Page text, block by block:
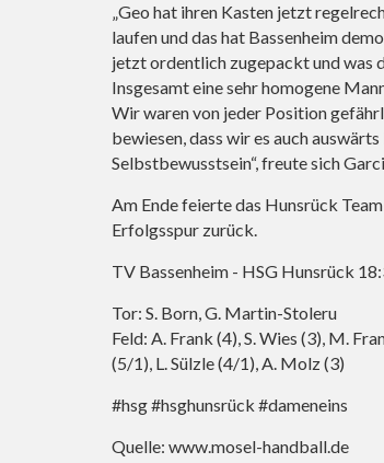
„Geo hat ihren Kasten jetzt
laufen und das hat Bassenheim
jetzt ordentlich zugepackt und was
Insgesamt eine sehr homogene
Wir waren von jeder Position
bewiesen, dass wir es auch
Selbstbewusstsein“, freute sich
Am Ende feierte das Hunsrück
Erfolgsspur zurück.
TV Bassenheim - HSG Hunsrück
Tor: S. Born, G. Martin-Stoleru
Feld: A. Frank (4), S. Wies (3), M.
(5/1), L. Sülzle (4/1), A. Molz (3)
#hsg #hsghunsrück #dameneins
Quelle: www.mosel-handball.de